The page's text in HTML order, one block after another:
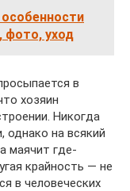
особенности
фото, уход
в
хозяин
Никогда
однако на всякий
маячит где-
крайность — не
в человеческих